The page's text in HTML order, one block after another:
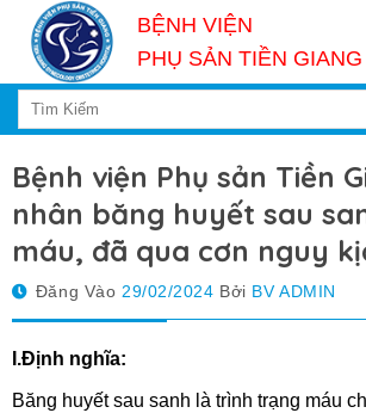
content
BỆNH VIỆN
PHỤ SẢN TIỀN GIANG
Bệnh viện Phụ sản Tiền
nhân băng huyết sau
máu, đã qua cơn nguy
Đăng Vào 29/02/2024 Bởi BV ADMIN
I.Định nghĩa:
Băng huyết sau sanh là trình trạng máu